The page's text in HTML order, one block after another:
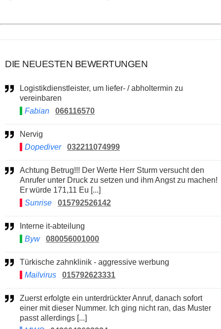
DIE NEUESTEN BEWERTUNGEN
Logistikdienstleister, um liefer- / abholtermin zu
vereinbaren
Fabian
066116570
Nervig
Dopediver
032211074999
Achtung Betrug!!! Der Werte Herr Sturm versucht den
Anrufer unter Druck zu setzen und ihm Angst zu machen!
Er würde 171,11 Eu [...]
Sunrise
015792526142
Interne it-abteilung
Byw
080056001000
Türkische zahnklinik - aggressive werbung
Mailvirus
015792623331
Zuerst erfolgte ein unterdrückter Anruf, danach sofort
einer mit dieser Nummer. Ich ging nicht ran, das Muster
passt allerdings [...]